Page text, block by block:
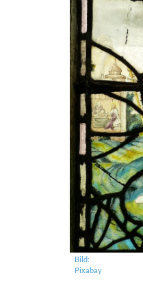
Bild:
Pixabay